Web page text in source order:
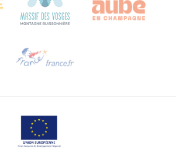
Sie uns per E-Mail an